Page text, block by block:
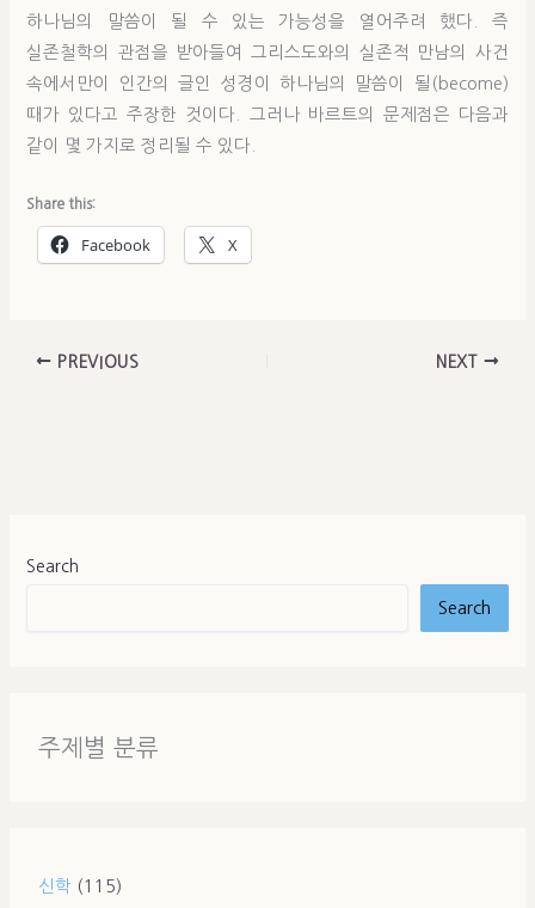
하나님의 말씀이 될 수 있는 가능성을 열어주려 했다. 즉
실존철학의 관점을 받아들여 그리스도와의 실존적 만남의 사건
속에서만이 인간의 글인 성경이 하나님의 말씀이 될(become)
때가 있다고 주장한 것이다. 그러나 바르트의 문제점은 다음과
같이 몇 가지로 정리될 수 있다.
Share this:
Facebook X
PREVIOUS NEXT
Search
Search
주제별 분류
신학 (115)